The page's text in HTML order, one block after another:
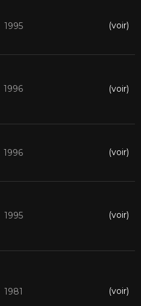
1995 (voir)
1996 (voir)
1996 (voir)
1995 (voir)
1981 (voir)